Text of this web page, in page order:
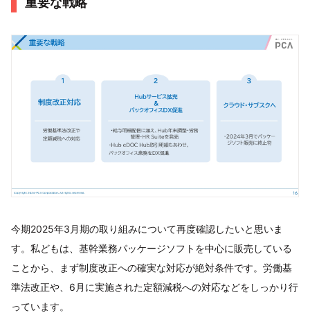
今期2025年3月期の取り組みについて再度確認したいと思いま
す。私どもは、基幹業務パッケージソフトを中心に販売している
ことから、まず制度改正への確実な対応が絶対条件です。労働基
準法改正や、6月に実施された定額減税への対応などをしっかり行
っています。